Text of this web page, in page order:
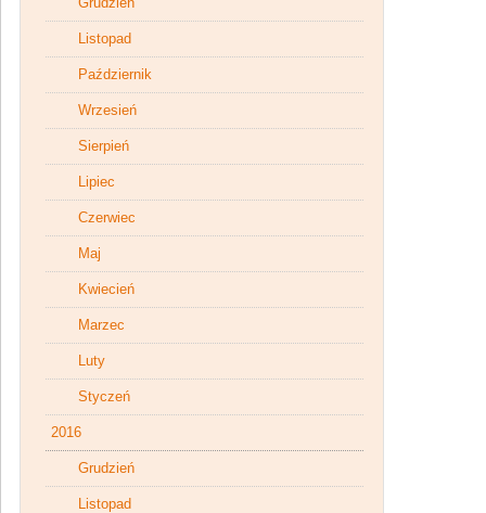
Listopad
Październik
Wrzesień
Sierpień
Lipiec
Czerwiec
Maj
Kwiecień
Marzec
Luty
Styczeń
2016
Grudzień
Listopad